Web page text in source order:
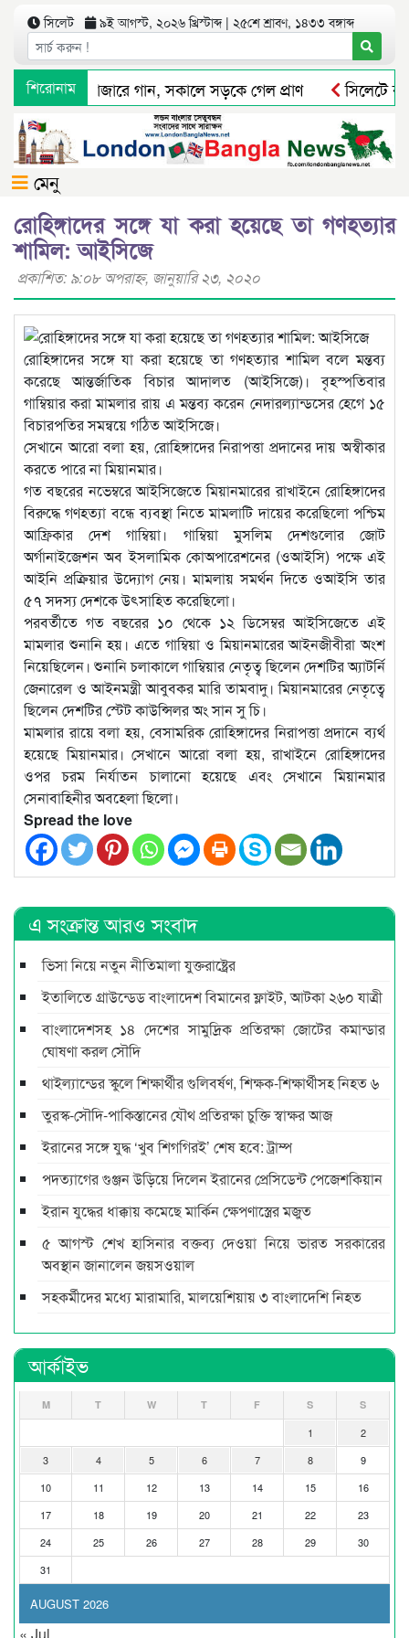
সিলেট ৯ই আগস্ট, ২০২৬ খ্রিস্টাব্দ | ২৫শে শ্রাবণ, ১৪৩৩ বঙ্গাব্দ
শিরোনাম
সিলেটের মাজারে গান, সকালে সড়কে গেল প্রাণ
সিলেটে
মহানগর বিএনপির সভাপতি পদে পুনর্বহাল নাসিম, ভারমুক্ত
জলমহালের ইজারা না হওয়ায় সরকারের লক্ষ লক্ষ টাকা
মেনু
রোহিঙ্গাদের সঙ্গে যা করা হয়েছে তা গণহত্যার
শামিল: আইসিজে
প্রকাশিত: ৯:০৮ অপরাহ্ণ, জানুয়ারি ২৩, ২০২০
রোহিঙ্গাদের সঙ্গে যা করা হয়েছে তা গণহত্যার শামিল বলে মন্তব্য
করেছে আন্তর্জাতিক বিচার আদালত (আইসিজে)। বৃহস্পতিবার
গাম্বিয়ার করা মামলার রায় এ মন্তব্য করেন নেদারল্যান্ডসের হেগে ১৫
বিচারপতির সমন্বয়ে গঠিত আইসিজে।
সেখানে আরো বলা হয়, রোহিঙ্গাদের নিরাপত্তা প্রদানের দায় অস্বীকার
করতে পারে না মিয়ানমার।
গত বছরের নভেম্বরে আইসিজেতে মিয়ানমারের রাখাইনে রোহিঙ্গাদের
বিরুদ্ধে গণহত্যা বন্ধে ব্যবস্থা নিতে মামলাটি দায়ের করেছিলো পশ্চিম
আফ্রিকার দেশ গাম্বিয়া। গাম্বিয়া মুসলিম দেশগুলোর জোট
অর্গানাইজেশন অব ইসলামিক কোঅপারেশনের (ওআইসি) পক্ষে এই
আইনি প্রক্রিয়ার উদ্যোগ নেয়। মামলায় সমর্থন দিতে ওআইসি তার
৫৭ সদস্য দেশকে উৎসাহিত করেছিলো।
পরবর্তীতে গত বছরের ১০ থেকে ১২ ডিসেম্বর আইসিজেতে এই
মামলার শুনানি হয়। এতে গাম্বিয়া ও মিয়ানমারের আইনজীবীরা অংশ
নিয়েছিলেন। শুনানি চলাকালে গাম্বিয়ার নেতৃত্ব ছিলেন দেশটির অ্যাটর্নি
জেনারেল ও আইনমন্ত্রী আবুবকর মারি তামবাদু। মিয়ানমারের নেতৃত্বে
ছিলেন দেশটির স্টেট কাউন্সিলর অং সান সু চি।
মামলার রায়ে বলা হয়, বেসামরিক রোহিঙ্গাদের নিরাপত্তা প্রদানে ব্যর্থ
হয়েছে মিয়ানমার। সেখানে আরো বলা হয়, রাখাইনে রোহিঙ্গাদের
ওপর চরম নির্যাতন চালানো হয়েছে এবং সেখানে মিয়ানমার
সেনাবাহিনীর অবহেলা ছিলো।
Spread the love
এ সংক্রান্ত আরও সংবাদ
ভিসা নিয়ে নতুন নীতিমালা যুক্তরাষ্ট্রের
ইতালিতে গ্রাউন্ডেড বাংলাদেশ বিমানের ফ্লাইট, আটকা ২৬০ যাত্রী
বাংলাদেশসহ ১৪ দেশের সামুদ্রিক প্রতিরক্ষা জোটের কমান্ডার
ঘোষণা করল সৌদি
থাইল্যান্ডের স্কুলে শিক্ষার্থীর গুলিবর্ষণ, শিক্ষক-শিক্ষার্থীসহ নিহত ৬
তুরস্ক-সৌদি-পাকিস্তানের যৌথ প্রতিরক্ষা চুক্তি স্বাক্ষর আজ
ইরানের সঙ্গে যুদ্ধ ‘খুব শিগগিরই’ শেষ হবে: ট্রাম্প
পদত্যাগের গুঞ্জন উড়িয়ে দিলেন ইরানের প্রেসিডেন্ট পেজেশকিয়ান
ইরান যুদ্ধের ধাক্কায় কমেছে মার্কিন ক্ষেপণাস্ত্রের মজুত
৫ আগস্ট শেখ হাসিনার বক্তব্য দেওয়া নিয়ে ভারত সরকারের
অবস্থান জানালেন জয়সওয়াল
সহকর্মীদের মধ্যে মারামারি, মালয়েশিয়ায় ৩ বাংলাদেশি নিহত
আর্কাইভ
AUGUST 2026
M T W T F S S
1
2
3
4 5 6 7 8
9
10
11 12 13 14 15
16
17
18 19 20 21 22
23
24
25 26 27 28 29
30
31
« Jul